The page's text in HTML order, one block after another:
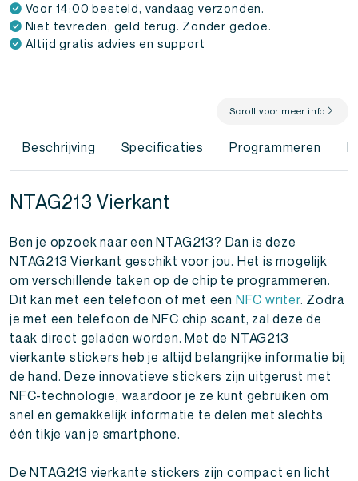
Voor 14:00 besteld, vandaag verzonden.
Niet tevreden, geld terug. Zonder gedoe.
Altijd gratis advies en support
Scroll voor meer info
Beschrijving Specificaties Programmeren
NTAG213 Vierkant
Ben je opzoek naar een NTAG213? Dan is deze
NTAG213 Vierkant geschikt voor jou. Het is mogelijk
om verschillende taken op de chip te programmeren.
Dit kan met een telefoon of met een NFC writer. Zodra
je met een telefoon de NFC chip scant, zal deze de
taak direct geladen worden. Met de NTAG213
vierkante stickers heb je altijd belangrijke informatie bij
de hand. Deze innovatieve stickers zijn uitgerust met
NFC-technologie, waardoor je ze kunt gebruiken om
snel en gemakkelijk informatie te delen met slechts
één tikje van je smartphone.
De NTAG213 vierkante stickers zijn compact en licht